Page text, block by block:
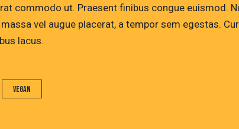
commodo ut. Praesent finibus congue euismod.
vel augue placerat, a tempor sem egestas.
lacus.
Vegan